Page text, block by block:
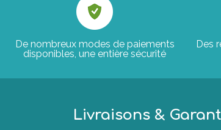
De nombreux modes de paiements
disponibles, une entière sécurité
Des
Livraisons &